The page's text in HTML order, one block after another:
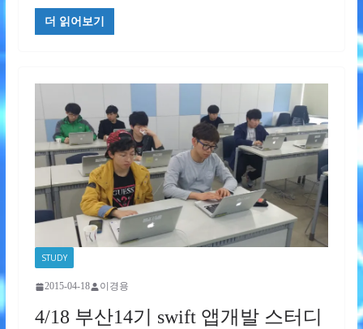
더 읽어보기
STUDY
2015-04-18 이경용
4/18 부산14기 swift 앱개발 스터디